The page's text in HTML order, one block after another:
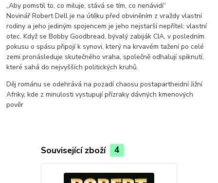
„Aby pomstil to, co miluje, stává se tím, co nenávidí“
Novinář Robert Dell je na útěku před obviněním z vraždy vlastní
rodiny a jeho jediným spojencem je jeho nejstarší nepřítel: vlastní
otec. Když se Bobby Goodbread, bývalý zabiják CIA, v posledním
pokusu o spásu připojí k synovi, který na krvavém tažení po celé
zemi pronásleduje skutečného vraha, společně odhalují spiknutí,
které sahá do nejvyšších politických kruhů.
Děj románu se odehrává na pozadí chaosu postapartheidní Jižní
Afriky, kde z minulosti vystupují přízraky dávných kmenových
pověr
Související zboží 4